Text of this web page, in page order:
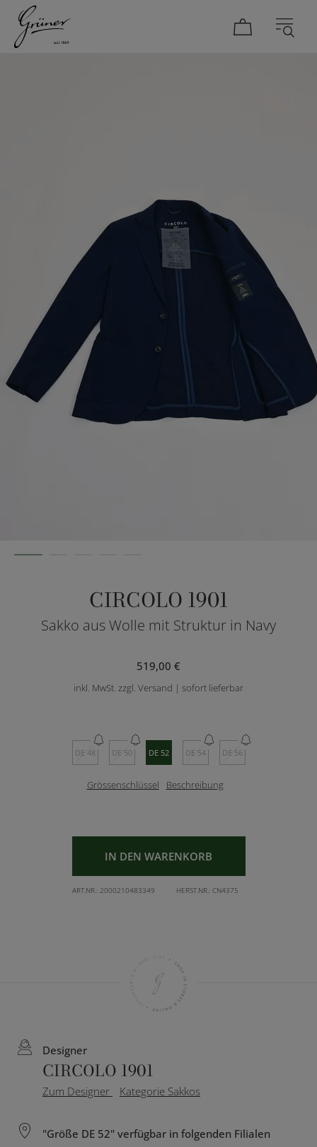
CIRCOLO 1901
Sakko aus Wolle mit Struktur in Navy
519,00 €
inkl. MwSt. zzgl. Versand | sofort lieferbar
DE 48 DE 50 DE 52 DE 54 DE 56
Grössenschlüssel Beschreibung
IN DEN WARENKORB
ART.NR.: 2000210483349 HERST.NR.: CN4375
Designer
CIRCOLO 1901
Zum Designer Kategorie Sakkos
"Größe DE 52" verfügbar in folgenden Filialen